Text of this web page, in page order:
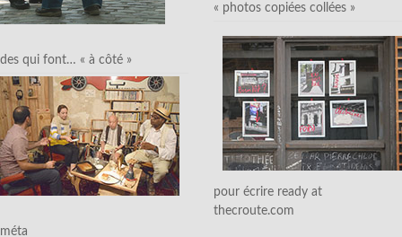
des qui font… « à côté »
méta
« photos copiées collées »
pour écrire ready at
thecroute.com